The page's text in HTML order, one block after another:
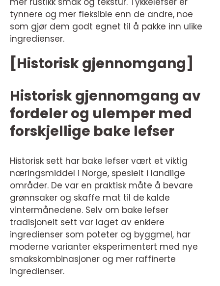
tynnere og mer fleksible enn de andre, noe
som gjør dem godt egnet til å pakke inn ulike
ingredienser.
[Historisk gjennomgang]
Historisk gjennomgang av
fordeler og ulemper med
forskjellige bake lefser
Historisk sett har bake lefser vært et viktig
næringsmiddel i Norge, spesielt i landlige
områder. De var en praktisk måte å bevare
grønnsaker og skaffe mat til de kalde
vintermånedene. Selv om bake lefser
tradisjonelt sett var laget av enklere
ingredienser som poteter og byggmel, har
moderne varianter eksperimentert med nye
smakskombinasjoner og mer raffinerte
ingredienser.